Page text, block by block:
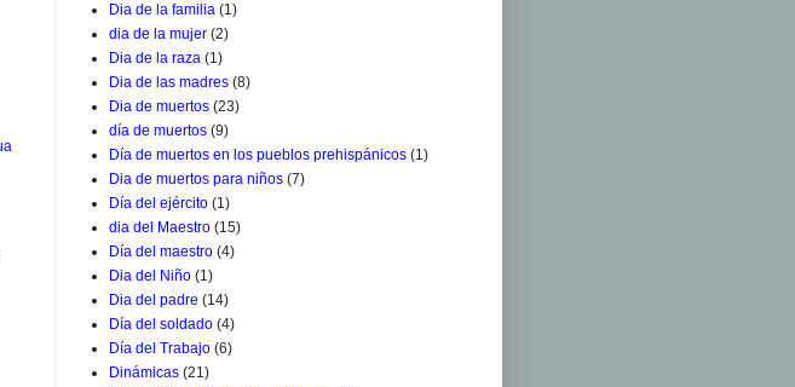
Dia de la familia (1)
dia de la mujer (2)
Dia de la raza (1)
Dia de las madres (8)
Dia de muertos (23)
día de muertos (9)
Día de muertos en los pueblos prehispánicos (1)
Dia de muertos para niños (7)
Día del ejército (1)
dia del Maestro (15)
Día del maestro (4)
Dia del Niño (1)
Dia del padre (14)
Día del soldado (4)
Día del Trabajo (6)
Dinámicas (21)